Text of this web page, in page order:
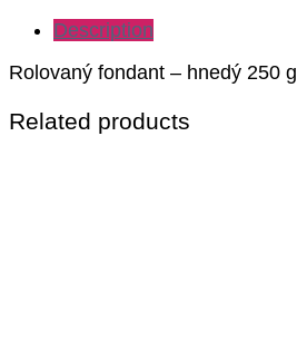
Description
Rolovaný fondant – hnedý 250 g
Related products